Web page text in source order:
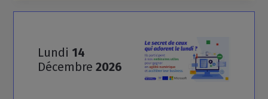
Lundi 14
Décembre2026